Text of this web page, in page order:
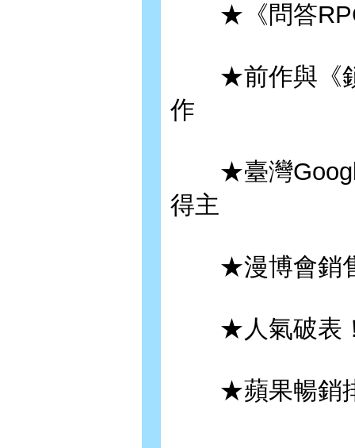
★《問答RPG
★前作與《鎖
作
★臺灣Google
得主
★漫博會銷售
★人氣破表！
★蘋果暢銷排